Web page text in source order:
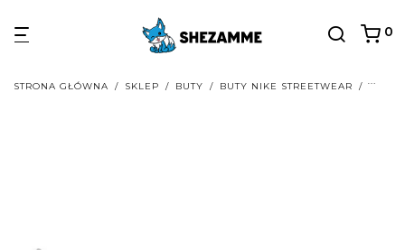
0
STRONA GŁÓWNA / SKLEP / BUTY / BUTY NIKE STREETWEAR / BUTY